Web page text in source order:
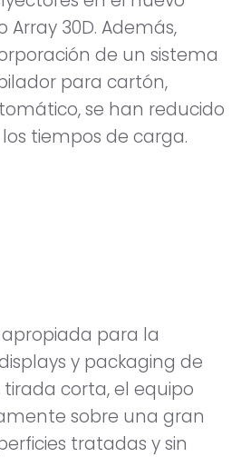
30D. Además,
de un sistema
para cartón,
se han reducido
tiempos de carga.
para la
y packaging de
corta, el equipo
sobre una gran
tratadas y sin